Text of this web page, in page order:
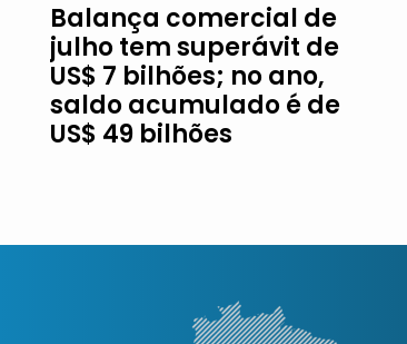
Balança comercial de
julho tem superávit de
US$ 7 bilhões; no ano,
saldo acumulado é de
US$ 49 bilhões